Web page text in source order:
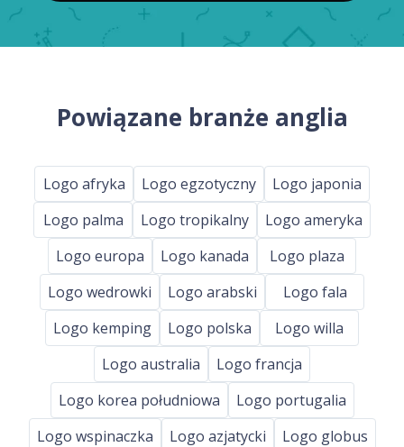
Powiązane branże anglia
Logo afryka Logo egzotyczny
Logo japonia
Logo palma
Logo tropikalny
Logo ameryka
Logo europa
Logo kanada
Logo plaza
Logo wedrowki
Logo arabski
Logo fala
Logo kemping
Logo polska
Logo willa
Logo australia
Logo francja
Logo korea południowa
Logo portugalia
Logo wspinaczka
Logo azjatycki
Logo globus